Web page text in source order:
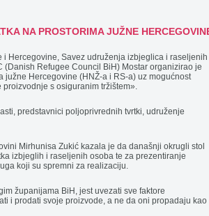
NA PROSTORIMA JUŽNE
i Hercegovine, Savez udruženja izbjeglica i raseljenih
Refugee Council BiH) Mostar organizirao je
južne Hercegovine (HNŽ-a i RS-a) uz mogućnost
s osiguranim tržištem».
predstavnici poljoprivrednih tvrtki, udruženje
Mirhunisa Zukić kazala je da današnji okrugli stol
izbjeglih i raseljenih osoba te za prezentiranje
koji su spremni za realizaciju.
županijama BiH, jest uvezati sve faktore
i prodati svoje proizvode, a ne da oni propadaju kao